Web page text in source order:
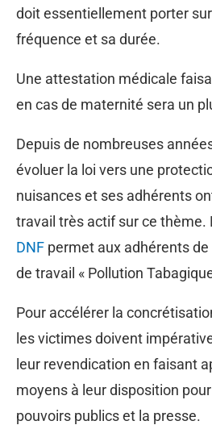
doit essentiellement porter
fréquence et sa durée.
Une attestation médicale
en cas de maternité sera un
Depuis de nombreuses
évoluer la loi vers une
nuisances et ses adhérents
travail très actif sur ce thème.
DNF permet aux adhérents de
de travail « Pollution
Pour accélérer la
les victimes doivent
leur revendication en faisant
moyens à leur disposition
pouvoirs publics et la presse.